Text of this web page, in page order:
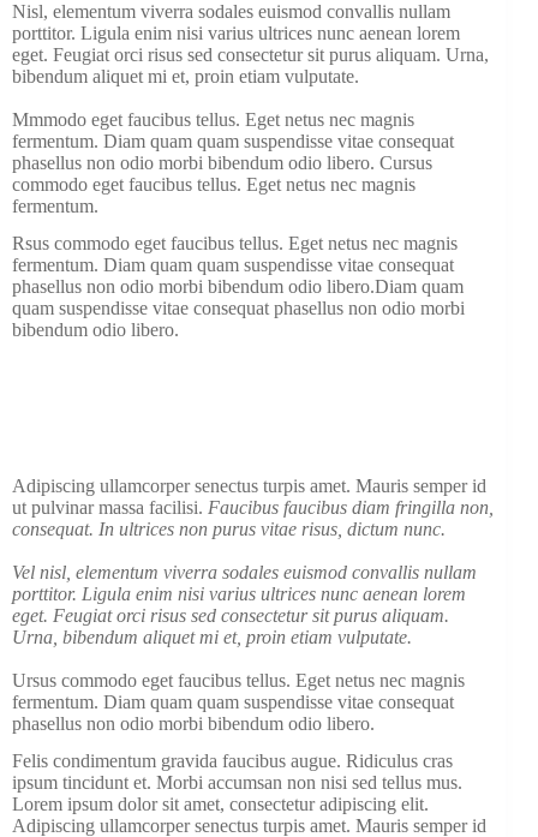
Nisl, elementum viverra sodales euismod convallis nullam
porttitor. Ligula enim nisi varius ultrices nunc aenean lorem
eget. Feugiat orci risus sed consectetur sit purus aliquam. Urna,
bibendum aliquet mi et, proin etiam vulputate.
Mmmodo eget faucibus tellus. Eget netus nec magnis
fermentum. Diam quam quam suspendisse vitae consequat
phasellus non odio morbi bibendum odio libero. Cursus
commodo eget faucibus tellus. Eget netus nec magnis
fermentum.
Rsus commodo eget faucibus tellus. Eget netus nec magnis
fermentum. Diam quam quam suspendisse vitae consequat
phasellus non odio morbi bibendum odio libero.Diam quam
quam suspendisse vitae consequat phasellus non odio morbi
bibendum odio libero.
Adipiscing ullamcorper senectus turpis amet. Mauris semper id
ut pulvinar massa facilisi. Faucibus faucibus diam fringilla non,
consequat. In ultrices non purus vitae risus, dictum nunc.
Vel nisl, elementum viverra sodales euismod convallis nullam
porttitor. Ligula enim nisi varius ultrices nunc aenean lorem
eget. Feugiat orci risus sed consectetur sit purus aliquam.
Urna, bibendum aliquet mi et, proin etiam vulputate.
Ursus commodo eget faucibus tellus. Eget netus nec magnis
fermentum. Diam quam quam suspendisse vitae consequat
phasellus non odio morbi bibendum odio libero.
Felis condimentum gravida faucibus augue. Ridiculus cras
ipsum tincidunt et. Morbi accumsan non nisi sed tellus mus.
Lorem ipsum dolor sit amet, consectetur adipiscing elit.
Adipiscing ullamcorper senectus turpis amet. Mauris semper id